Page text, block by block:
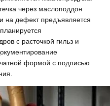
через маслоподдон
на дефект предъявляется
с расточкой гильз и
формой с подписью